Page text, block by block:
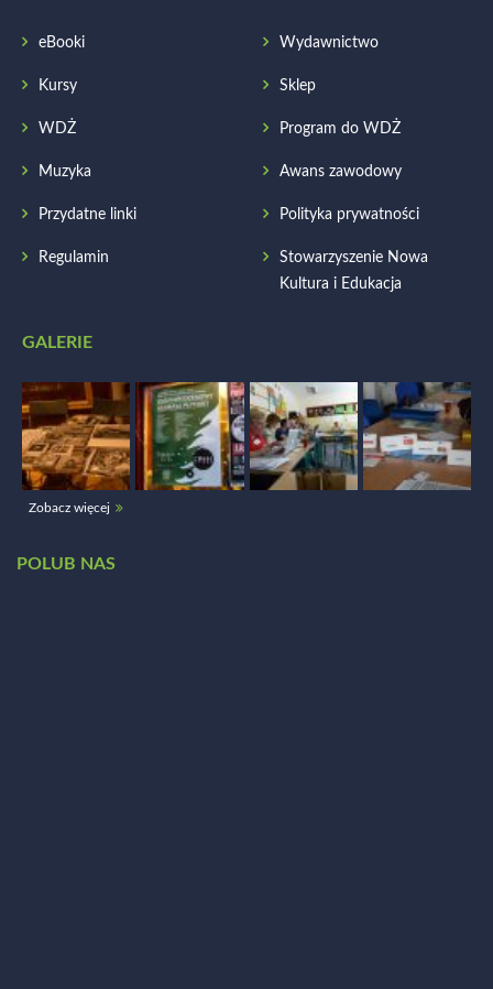
eBooki Wydawnictwo
Kursy Sklep
WDŻ Program do WDŻ
Muzyka Awans zawodowy
Przydatne linki Polityka prywatności
Regulamin
Stowarzyszenie Nowa
Kultura i Edukacja
GALERIE
Zobacz więcej
POLUB NAS